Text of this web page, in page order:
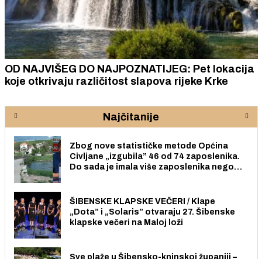
OD NAJVIŠEG DO NAJPOZNATIJEG: Pet lokacija
koje otkrivaju različitost slapova rijeke Krke
Najčitanije
Zbog nove statističke metode Općina
Civljane „izgubila” 46 od 74 zaposlenika.
Do sada je imala više zaposlenika nego
ŠIBENSKE KLAPSKE VEČERI / Klape
„Dota” i „Solaris” otvaraju 27. Šibenske
klapske večeri na Maloj loži
Sve plaže u Šibensko-kninskoj županiji –